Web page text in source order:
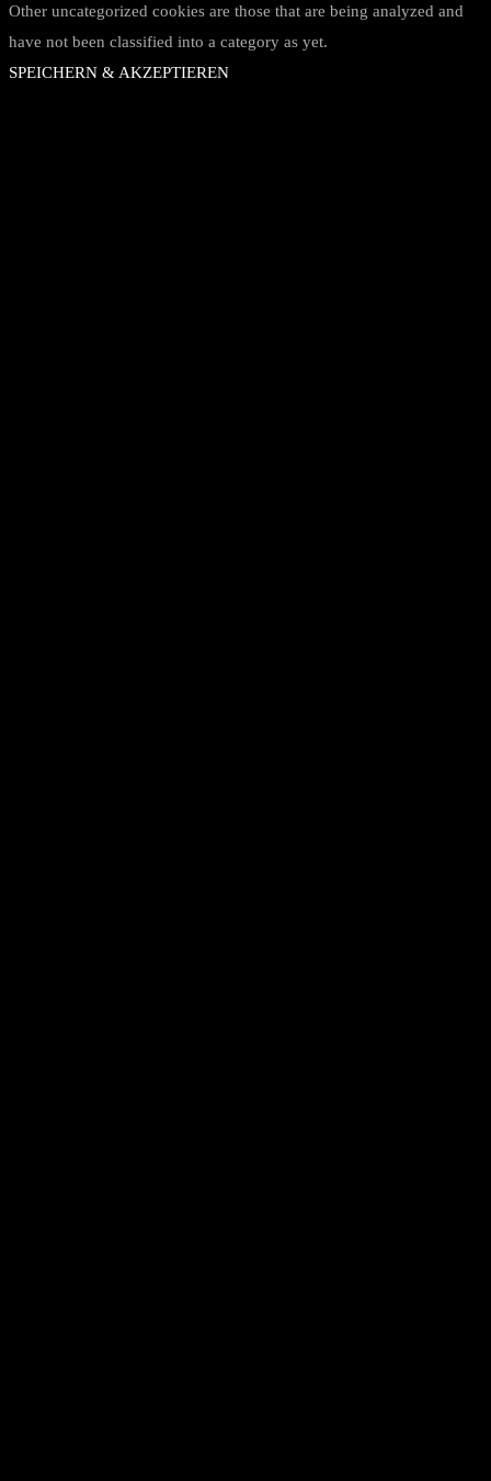
Other uncategorized cookies are those that are being analyzed and
have not been classified into a category as yet.
SPEICHERN & AKZEPTIEREN